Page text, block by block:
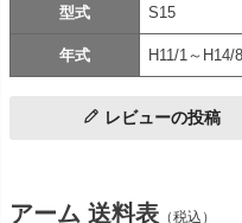
型式 S15
年式 H11/1～H14/8
レビューの投稿
アーム 送料表 （税込）